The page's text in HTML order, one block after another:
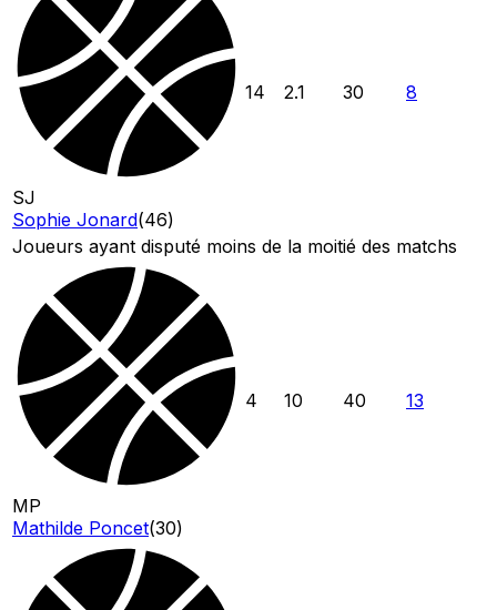
SJ
Sophie Jonard(46)
14 2.1 30 8
Joueurs ayant disputé moins de la moitié des matchs
MP
Mathilde Poncet(30)
4 10 40 13